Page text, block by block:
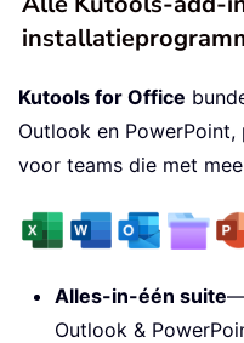
Kutools for Office
Outlook en
voor teams die met
Alles-in-één suite—
Outlook &